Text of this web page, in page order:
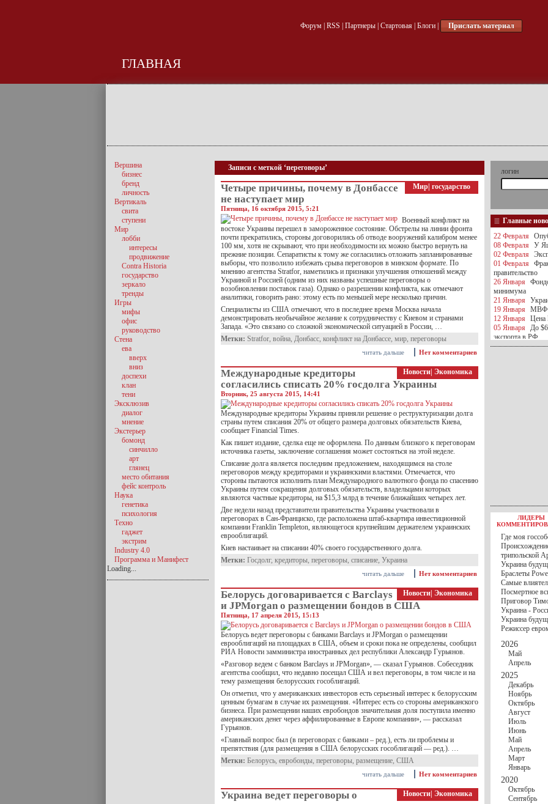
Форум| RSS Партнеры| Стартовая| Блоги| Прислать материал
ГЛАВНАЯ
Записи с меткой ‘переговоры’
Мир государство
Четыре причины, почему в Донбассе
не наступает мир
Пятница, 16 октября 2015, 5:21
Военный конфликт на
востоке Украины перешел в замороженное состояние. Обстрелы на линии фронта
почти прекратились, стороны договорились об отводе вооружений калибром менее
100 мм, хотя не скрывают, что при необходимости их можно быстро вернуть на
прежние позиции. Сепаратисты к тому же согласились отложить запланированные
выборы, что позволило избежать срыва переговоров в минском формате. По
мнению агентства Stratfor, наметились и признаки улучшения отношений между
Украиной и Россией (одним из них названы успешные переговоры о
возобновлении поставок газа). Однако о разрешении конфликта, как отмечают
аналитики, говорить рано: этому есть по меньшей мере несколько причин.
Специалисты из США отмечают, что в последнее время Москва начала
демонстрировать необычайное желание к сотрудничеству с Киевом и странами
Запада. «Это связано со сложной экономической ситуацией в России, …
Метки: Stratfor, война, Донбасс, конфликт на Донбассе, мир, переговоры
Нет комментариев
читать дальше
Новости Экономика
Международные кредиторы
согласились списать 20% госдолга Украины
Вторник, 25 августа 2015, 14:41
Международные кредиторы Украины приняли решение о реструктуризации долга
страны путем списания 20% от общего размера долговых обязательств Киева,
сообщает Financial Times.
Как пишет издание, сделка еще не оформлена. По данным близкого к переговорам
источника газеты, заключение соглашения может состояться на этой неделе.
Списание долга является последним предложением, находящимся на столе
переговоров между кредиторами и украинскими властями. Отмечается, что
стороны пытаются исполнить план Международного валютного фонда по спасению
Украины путем сокращения долговых обязательств, владельцами которых
являются частные кредиторы, на $15,3 млрд в течение ближайших четырех лет.
Две недели назад представители правительства Украины участвовали в
переговорах в Сан-Франциско, где расположена штаб-квартира инвестиционной
компании Franklin Templeton, являющегося крупнейшим держателем украинских
еврооблигаций.
Киев настаивает на списании 40% своего государственного долга.
Метки: Госдолг, кредиторы, переговоры, списание, Украина
Нет комментариев
читать дальше
Новости Экономика
Белорусь договаривается с Barclays
и JPMorgan о размещении бондов в США
Пятница, 17 апреля 2015, 15:13
Белорусь ведет переговоры с банками Barclays и JPMorgan о размещении
еврооблигаций на площадках в США, объем и сроки пока не определены, сообщил
РИА Новости замминистра иностранных дел республики Александр Гурьянов.
«Разговор ведем с банком Barclays и JPMorgan», — сказал Гурьянов. Собеседник
агентства сообщил, что недавно посещал США и вел переговоры, в том числе и на
тему размещения белорусских гособлигаций.
Он отметил, что у американских инвесторов есть серьезный интерес к белорусским
ценным бумагам в случае их размещения. «Интерес есть со стороны американского
бизнеса. При размещении наших евробондов значительная доля поступила именно
американских денег через аффилированные в Европе компании», — рассказал
Гурьянов.
«Главный вопрос был (в переговорах с банками – ред.), есть ли проблемы и
препятствия (для размещения в США белорусских гособлигаций — ред.). …
Метки: Белорусь, евробонды, переговоры, размещение, США
Нет комментариев
читать дальше
Новости Экономика
Украина ведет переговоры о
Вершина
бизнес
бренд
личность
Вертикаль
свита
ступени
Мир
лобби
интересы
продвижение
Contra Historia
государство
зеркало
тренды
Игры
мифы
офис
руководство
Стена
ева
вверх
вниз
доспехи
клан
тени
Эксклюзив
диалог
мнение
Экстерьер
бомонд
синчилло
арт
глянец
место обитания
фейс контроль
Наука
генетика
психология
Техно
гаджет
экстрим
Industry 4.0
Программа и Манифест
Loading...
логин
Главные
22 Февраля
08 Февраля
У
02 Февраля
01 Февраля
правительство
26 Января
минимума
21 Января
19 Января
МВФ
12 Января
Цена
05 Января
До
экспорта в РФ
05 Января
Киев
30 Ноября С 1
30 Ноября
РФ
27 Ноября
ВВП
госбюджете
27 Ноября
Турции
17 Ноября
шестилетнего
16 Ноября
13 Ноября
10 Ноября
10 Ноября
особом статусе
03 Ноября
ЛИДЕРЫ
Где моя
трипольской
Украина
Браслеты
Самые
Посмертное
Приговор
Украина -
Украина
Режиссер
2026
Май
Апрель
2025
Декабрь
Ноябрь
Октябрь
Август
Июль
Июнь
Май
Апрель
Март
Январь
2020
Октябрь
Сентябрь